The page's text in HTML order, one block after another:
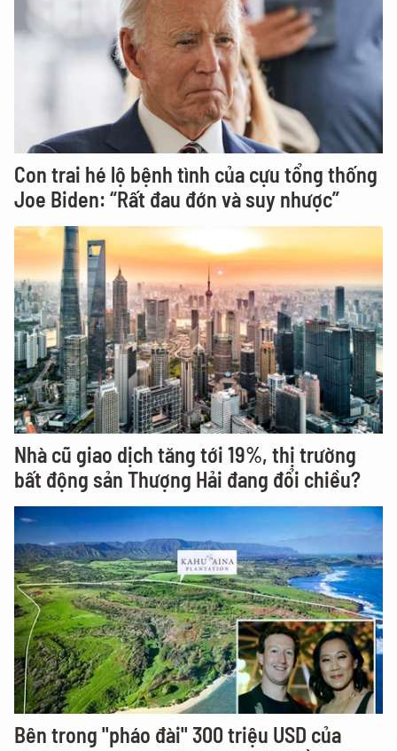
Con trai hé lộ bệnh tình của cựu tổng thống
Joe Biden: “Rất đau đớn và suy nhược”
Nhà cũ giao dịch tăng tới 19%, thị trường
bất động sản Thượng Hải đang đổi chiều?
Bên trong "pháo đài" 300 triệu USD của